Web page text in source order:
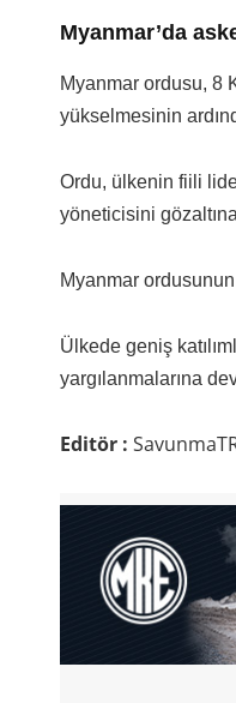
Myanmar’da
Myanmar ordusu, 8
yükselmesinin
Ordu, ülkenin fiili
yöneticisini
Myanmar
Ülkede geniş
yargılanmalarına
Editör :